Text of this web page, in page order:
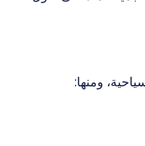
ومنها: